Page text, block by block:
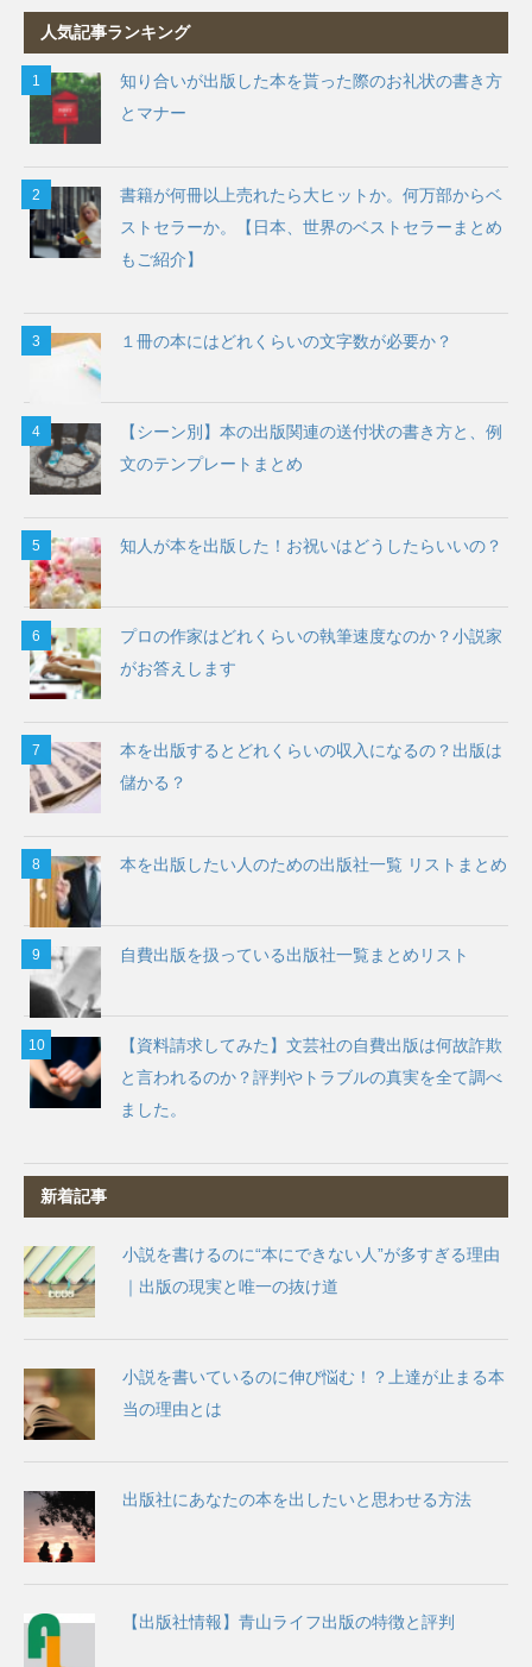
人気記事ランキング
知り合いが出版した本を貰った際のお礼状の書き方
とマナー
書籍が何冊以上売れたら大ヒットか。何万部からベ
ストセラーか。【日本、世界のベストセラーまとめ
もご紹介】
１冊の本にはどれくらいの文字数が必要か？
【シーン別】本の出版関連の送付状の書き方と、例
文のテンプレートまとめ
知人が本を出版した！お祝いはどうしたらいいの？
プロの作家はどれくらいの執筆速度なのか？小説家
がお答えします
本を出版するとどれくらいの収入になるの？出版は
儲かる？
本を出版したい人のための出版社一覧 リストまとめ
自費出版を扱っている出版社一覧まとめリスト
【資料請求してみた】文芸社の自費出版は何故詐欺
と言われるのか？評判やトラブルの真実を全て調べ
ました。
新着記事
小説を書けるのに“本にできない人”が多すぎる理由
｜出版の現実と唯一の抜け道
小説を書いているのに伸び悩む！？上達が止まる本
当の理由とは
出版社にあなたの本を出したいと思わせる方法
【出版社情報】青山ライフ出版の特徴と評判